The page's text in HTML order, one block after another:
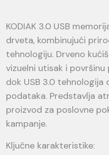
KODIAK 3.0 USB
drveta, kombinujući
tehnologiju. Drveno
vizuelni utisak i
dok USB 3.0
podataka. Predstavlja
proizvod za poslovne
kampanje.
Ključne karakteristike: